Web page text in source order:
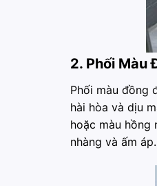
2. Phối Màu
Phối màu đồng
hài hòa và dịu
hoặc màu hồng
nhàng và ấm áp.